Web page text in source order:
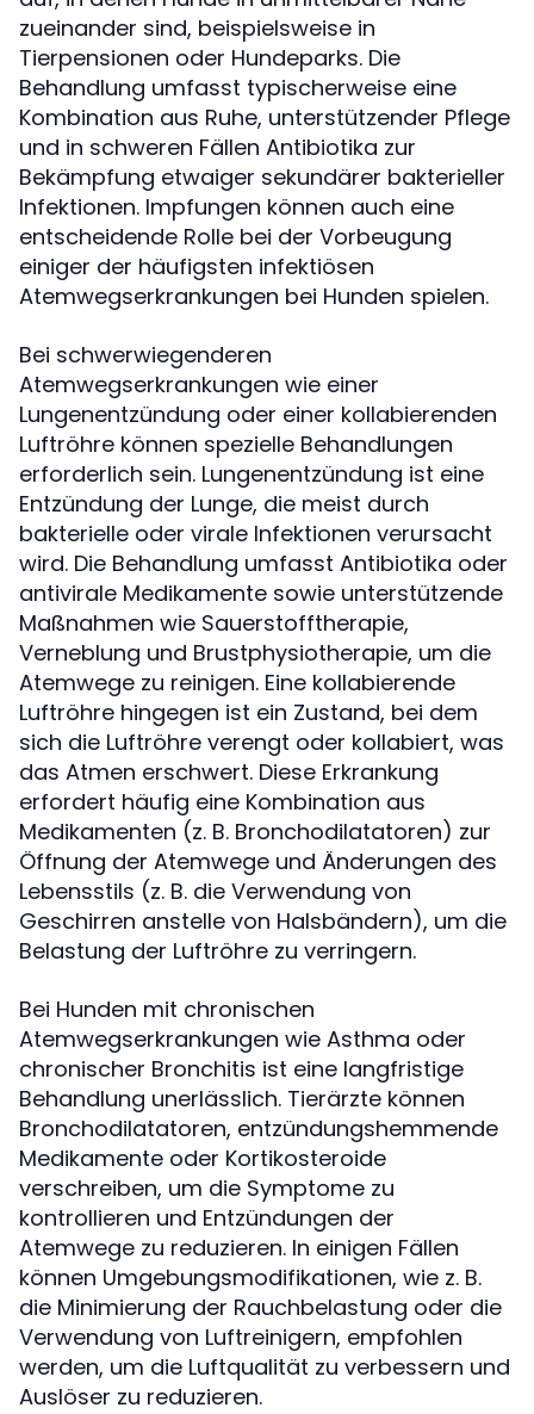
zueinander sind, beispielsweise in
Tierpensionen oder Hundeparks. Die
Behandlung umfasst typischerweise eine
Kombination aus Ruhe, unterstützender Pflege
und in schweren Fällen Antibiotika zur
Bekämpfung etwaiger sekundärer bakterieller
Infektionen. Impfungen können auch eine
entscheidende Rolle bei der Vorbeugung
einiger der häufigsten infektiösen
Atemwegserkrankungen bei Hunden spielen.
Bei schwerwiegenderen
Atemwegserkrankungen wie einer
Lungenentzündung oder einer kollabierenden
Luftröhre können spezielle Behandlungen
erforderlich sein. Lungenentzündung ist eine
Entzündung der Lunge, die meist durch
bakterielle oder virale Infektionen verursacht
wird. Die Behandlung umfasst Antibiotika oder
antivirale Medikamente sowie unterstützende
Maßnahmen wie Sauerstofftherapie,
Verneblung und Brustphysiotherapie, um die
Atemwege zu reinigen. Eine kollabierende
Luftröhre hingegen ist ein Zustand, bei dem
sich die Luftröhre verengt oder kollabiert, was
das Atmen erschwert. Diese Erkrankung
erfordert häufig eine Kombination aus
Medikamenten (z. B. Bronchodilatatoren) zur
Öffnung der Atemwege und Änderungen des
Lebensstils (z. B. die Verwendung von
Geschirren anstelle von Halsbändern), um die
Belastung der Luftröhre zu verringern.
Bei Hunden mit chronischen
Atemwegserkrankungen wie Asthma oder
chronischer Bronchitis ist eine langfristige
Behandlung unerlässlich. Tierärzte können
Bronchodilatatoren, entzündungshemmende
Medikamente oder Kortikosteroide
verschreiben, um die Symptome zu
kontrollieren und Entzündungen der
Atemwege zu reduzieren. In einigen Fällen
können Umgebungsmodifikationen, wie z. B.
die Minimierung der Rauchbelastung oder die
Verwendung von Luftreinigern, empfohlen
werden, um die Luftqualität zu verbessern und
Auslöser zu reduzieren.